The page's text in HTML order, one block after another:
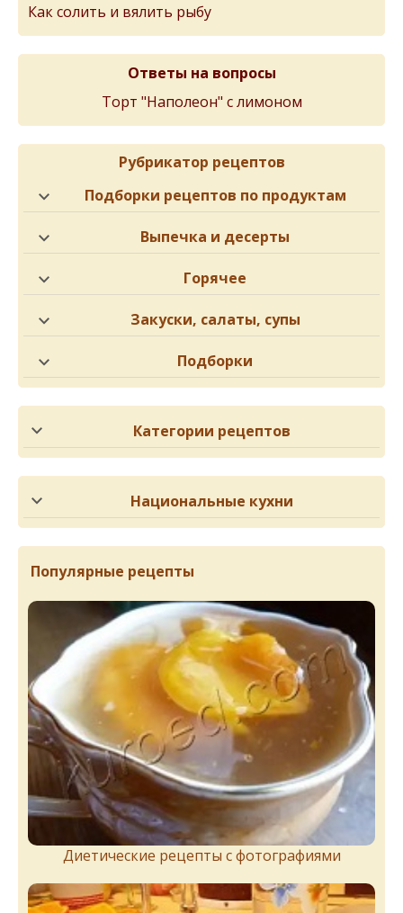
Как солить и вялить рыбу
Ответы на вопросы
Торт "Наполеон" с лимоном
Рубрикатор рецептов
Подборки рецептов по продуктам
Выпечка и десерты
Горячее
Закуски, салаты, супы
Подборки
Категории рецептов
Национальные кухни
Популярные рецепты
Диетические рецепты с фотографиями